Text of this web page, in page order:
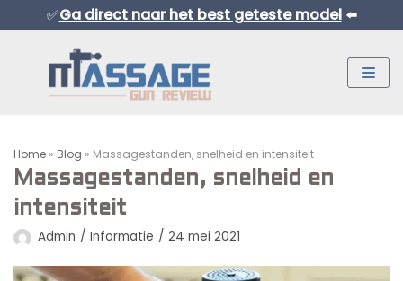
Meteen
inhoud
✅Ga direct naar het best geteste model ⬅️
Normaal Formaat Massage Guns
Home » Blog » Massagestanden, snelheid en intensiteit
Massagestanden, snelheid en
intensiteit
Admin Informatie 24 mei 2021